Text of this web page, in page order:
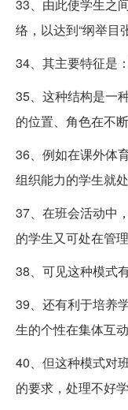
33、由此使学生之
络，以达到“纲举目
34、其主要特征是
35、这种结构是一
的位置、角色在不断
36、例如在课外体
组织能力的学生就
37、在班会活动中
的学生又可处在管理
38、可见这种模式
39、还有利于培养
生的个性在集体互
40、但这种模式对
的要求，处理不好